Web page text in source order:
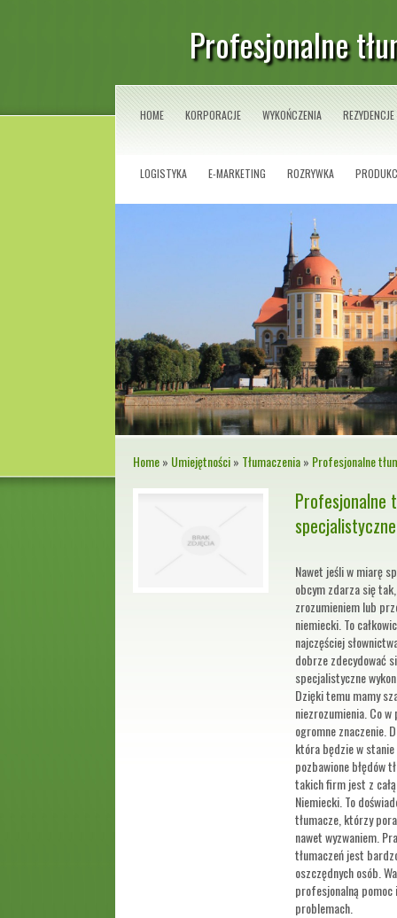
Profesjonalne
HOME KORPORACJE WYKOŃCZENIA REZYDENCJE
LOGISTYKA E-MARKETING ROZRYWKA
Home» Umiejętności» Tłumaczenia» Profesjonalne
Profesjonalne
specjalistyczne
Nawet jeśli w miarę
obcym zdarza się
zrozumieniem lub
niemiecki. To
najczęściej
dobrze zdecydować
specjalistyczne
Dzięki temu mamy
niezrozumienia. Co
ogromne znaczenie.
która będzie w
pozbawione błędów
takich firm jest z
Niemiecki. To
tłumacze, którzy
nawet wyzwaniem.
tłumaczeń jest
oszczędnych osób.
profesjonalną pomoc
problemach.